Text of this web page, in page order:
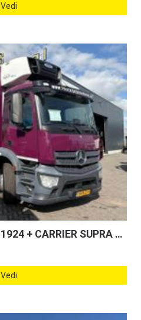
Vedi
Mercedes-Benz Antos 1924 + CARRIER SUPRA 1150 + 2 COMPARTMENTS + LOADFLIFT + EURO 6
Vedi